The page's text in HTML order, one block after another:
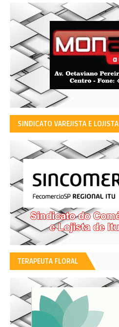
SINDICATO VAREJISTA E LOJISTA
TERAPEUTA FLORAL